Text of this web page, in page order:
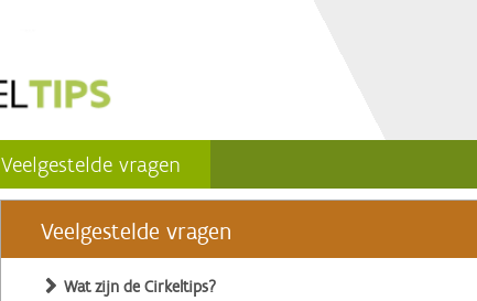
Veelgestelde vragen
Veelgestelde vragen
Wat zijn de Cirkeltips?